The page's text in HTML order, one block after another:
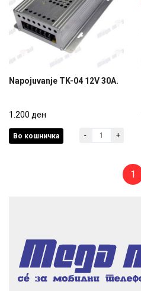
1.200 ден
Napojuvanje TK-04 12V 30A.
1.200 ден
Во кошничка - +
1